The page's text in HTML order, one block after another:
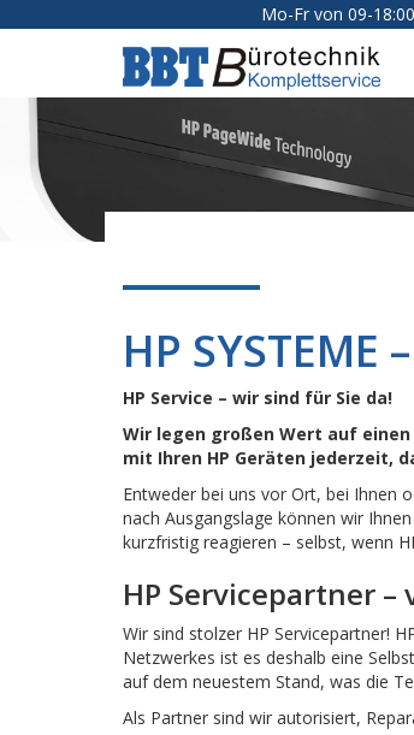
Mo-Fr von 09-
BBT
HP
HP Service – wir sind für Sie da!
Wir legen großen Wert auf
mit Ihren HP Geräten jederzeit,
Entweder bei uns vor Ort, bei Ihnen
nach Ausgangslage können wir
kurzfristig reagieren – selbst, wenn
HP Servicepartner
Wir sind stolzer HP Servicepartner!
Netzwerkes ist es deshalb eine
auf dem neuestem Stand, was die
Als Partner sind wir autorisiert,